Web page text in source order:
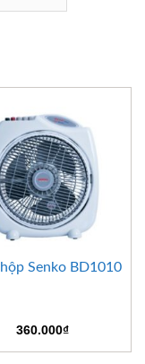
Senko BD1010
360.000₫